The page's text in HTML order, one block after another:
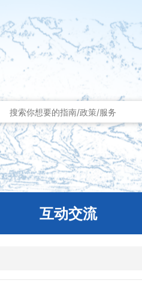
互动交流